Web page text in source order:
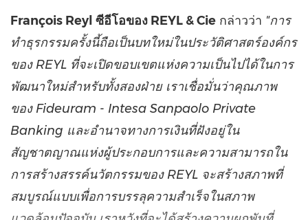
François Reyl ซีอีโอของ REYL & Cie กล่าวว่า "การ
ทำธุรกรรมครั้งนี้ถือเป็นบทใหม่ในประวัติศาสตร์องค์กร
ของ REYL ที่จะเปิดขอบเขตแห่งความเป็นไปได้ในการ
พัฒนาใหม่สำหรับทั้งสองฝ่าย เราเชื่อมั่นว่าคุณภาพ
ของ Fideuram - Intesa Sanpaolo Private
Banking และอำนาจทางการเงินที่ฝังอยู่ใน
สัญชาตญาณแห่งผู้ประกอบการและความสามารถใน
การสร้างสรรค์นวัตกรรมของ REYL จะสร้างสภาพที่
สมบูรณ์แบบเพื่อการบรรลุความสำเร็จในสภาพ